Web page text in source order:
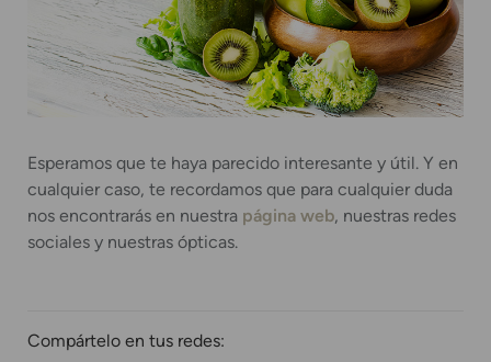
Esperamos que te haya parecido interesante y útil. Y en
cualquier caso, te recordamos que para cualquier duda
nos encontrarás en nuestra página web, nuestras redes
sociales y nuestras ópticas.
Compártelo en tus redes: